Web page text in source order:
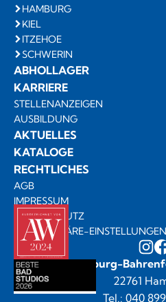
HAMBURG
KIEL
ITZEHOE
SCHWERIN
ABHOLLAGER
KARRIERE
STELLENANZEIGEN
AUSBILDUNG
AKTUELLES
KATALOGE
RECHTLICHES
AGB
IMPRESSUM
DATENSCHUTZ
PRIVATSPHÄRE-
Zentrale Hamburg-
22761
Tel.: 040